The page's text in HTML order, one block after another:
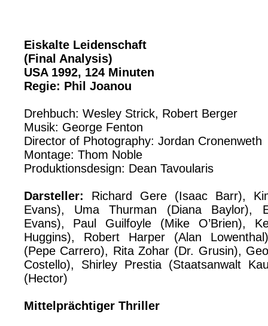
Eiskalte Leidenschaft
(Final Analysis)
USA 1992, 124 Minuten
Regie: Phil Joanou
Drehbuch: Wesley Strick, Robert Berger
Musik: George Fenton
Director of Photography: Jordan Cronenweth
Montage: Thom Noble
Produktionsdesign: Dean Tavoularis
Darsteller: Richard Gere (Isaac Barr),
Evans), Uma Thurman (Diana Baylor),
Evans), Paul Guilfoyle (Mike O’Brien),
Huggins), Robert Harper (Alan
(Pepe Carrero), Rita Zohar (Dr. Grusin),
Costello), Shirley Prestia (Staatsanwalt
(Hector)
Mittelprächtiger Thriller